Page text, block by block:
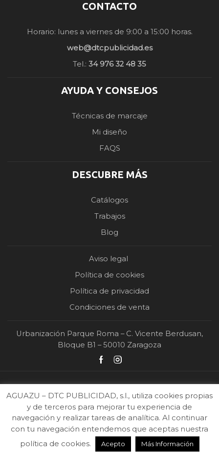
CONTACTO
Horario: lunes a viernes de 9:00 a 15:00 horas.
web@dtcpublicidad.es
Tel.: 34 976 32 48 35
AYUDA Y CONSEJOS
Técnicas de marcaje
Mi diseño
FAQS
DESCUBRE MÁS
Catálogos
Trabajos
Blog
Aviso legal
Política de cookies
Política de privacidad
Condiciones de venta
Urbanización Parque Roma – C. Vicente Berdusan,
Bloque B1 – 50010 Zaragoza
2026 Ⓒ DTC Publicidad | Todos los derechos reservados |Diseño y desarrollo
web.
AGUAZU – DTC PUBLICIDAD, s.l., utiliza cookies propias
y de terceros para mejorar tu experiencia de
navegación y realizar tareas de analítica. Al continuar
con tu navegación entendemos que aceptas nuestra
política de cookies.
Acepto Más Información